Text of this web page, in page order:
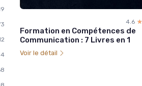
4.6
Formation en Compétences de
Communication : 7 Livres en 1
Voir le détail